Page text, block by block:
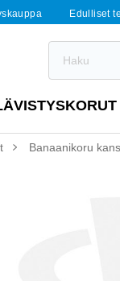
Edulliset
Banaanikoru